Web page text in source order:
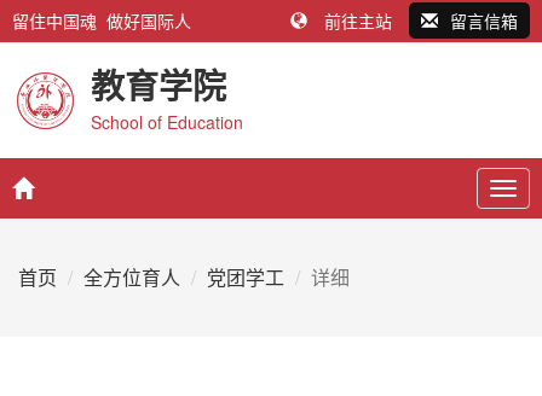
留住中国魂 做好国际人 前往主站 留言信箱
教育学院
School of Education
首页 全方位育人 党团学工 详细